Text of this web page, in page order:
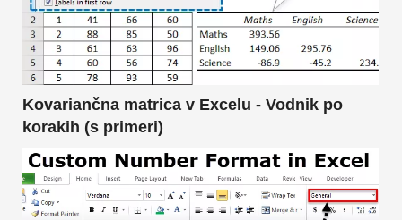
Kovariančna matrica v Excelu - Vodnik po
korakih (s primeri)